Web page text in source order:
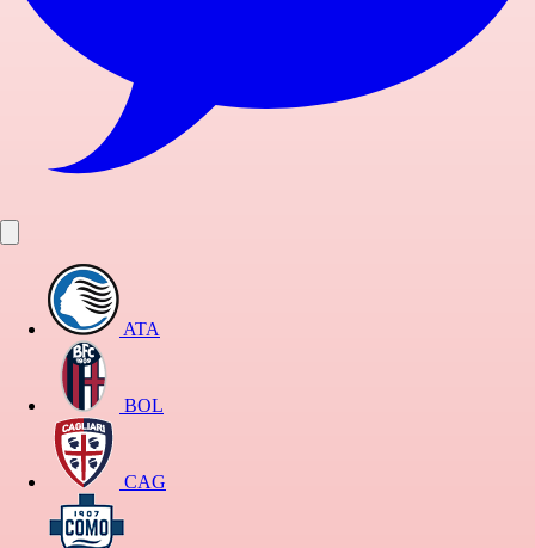
ATA
BOL
CAG